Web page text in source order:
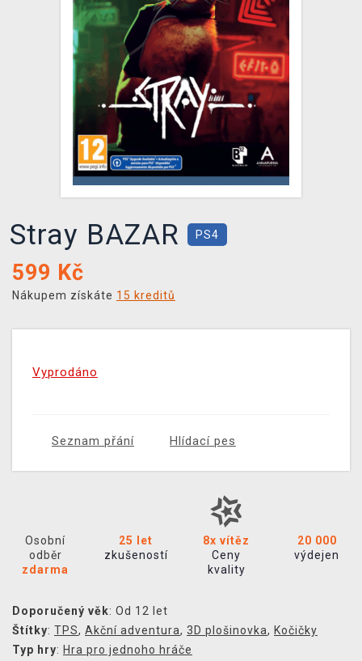
DOPRAVA
XZONE KLUB
TCG & BOARDGAME HUB
VÝKUP HER (BAZAR)
Stray BAZAR PS4
599 Kč
Nákupem získáte 15 kreditů
Vyprodáno
Seznam přání Hlídací pes
Osobní
odběr
zdarma
25 let
zkušeností
8x vítěz
Ceny
kvality
20 000
výdejen
Doporučený věk: Od 12 let
Štítky: TPS, Akční adventura, 3D plošinovka, Kočičky
Typ hry: Hra pro jednoho hráče